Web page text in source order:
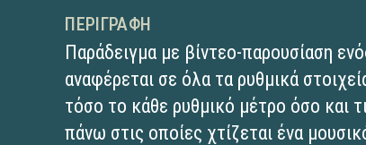
ΠΕΡΙΓΡΑΦΉ
Παράδειγμα με βίντεο-παρουσίαση
αναφέρεται σε όλα τα ρυθμικά
τόσο το κάθε ρυθμικό μέτρο όσο και
πάνω στις οποίες χτίζεται ένα